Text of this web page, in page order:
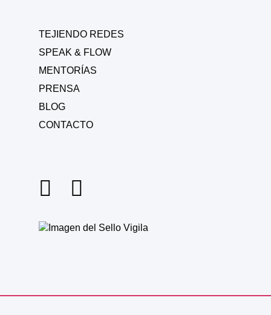
TEJIENDO REDES
SPEAK & FLOW
MENTORÍAS
PRENSA
BLOG
CONTACTO